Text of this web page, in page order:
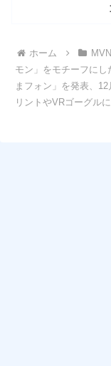
ホーム
モン」をモチーフに
まフォン」を発表、
リントやVRゴーグル